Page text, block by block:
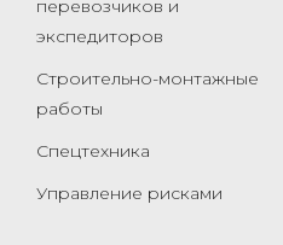
перевозчиков и
экспедиторов
Строительно-монтажные
работы
Спецтехника
Управление рисками